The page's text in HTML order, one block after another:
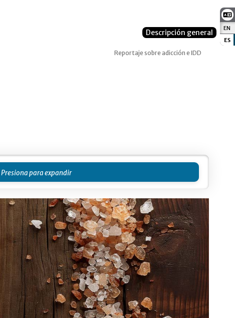
EN
ES
Descripción general
Reportaje sobre adicción e IDD